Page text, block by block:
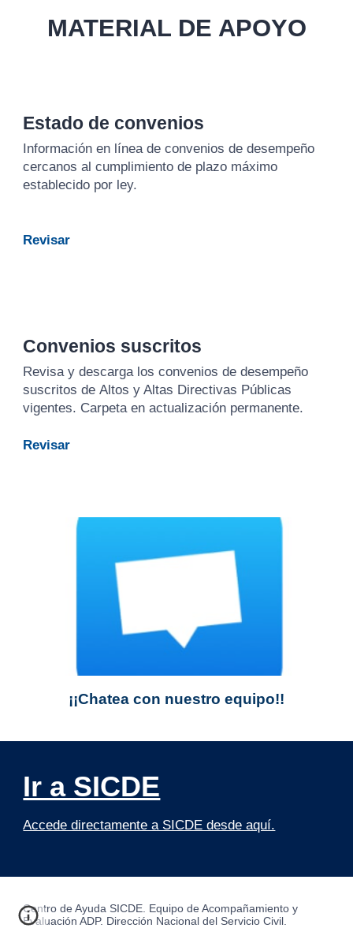
MATERIAL DE APOYO
Estado de convenios
Información en línea de convenios de desempeño
cercanos al cumplimiento de plazo máximo
establecido por ley.
Revisar
Convenios suscritos
Revisa y descarga los convenios de desempeño
suscritos deAltos y Altas Directivas Públicas
vigentes. Carpeta en actualización permanente.
Revisar
¡¡Chatea con nuestro equipo!!
Ir a SICDE
Accede directamente a SICDE desde aquí.
Centro de Ayuda SICDE. Equipo de Acompañamiento y
Evaluación ADP. Dirección Nacional del Servicio Civil.